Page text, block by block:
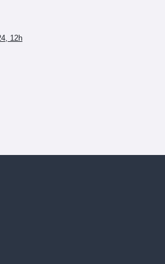
12h